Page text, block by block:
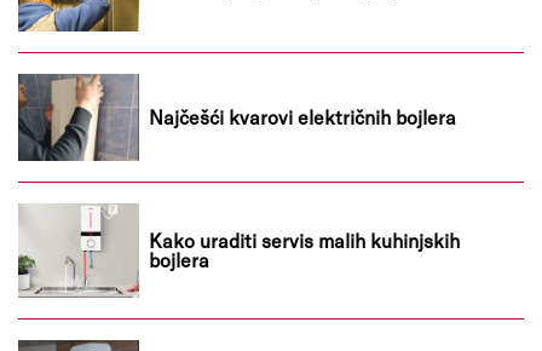
Najčešći kvarovi električnih bojlera
Kako uraditi servis malih kuhinjskih
bojlera